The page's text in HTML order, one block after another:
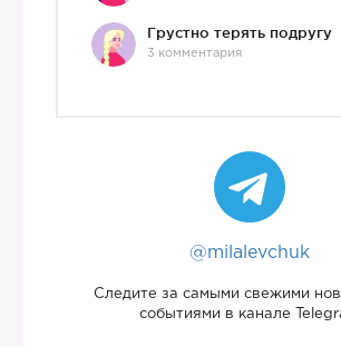
Грустно терять подругу
3 комментария
@milalevchuk
Следите за самыми свежими
событиями в канале